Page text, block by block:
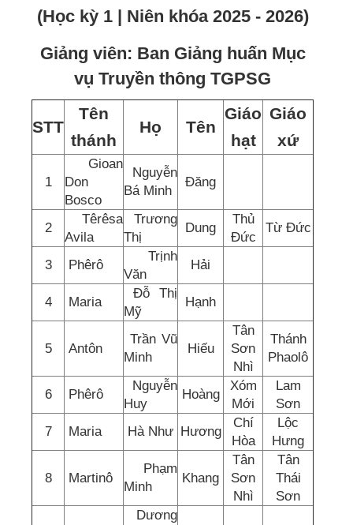
(Học kỳ 1 | Niên khóa 2025 - 2026)
Giảng viên: Ban Giảng huấn Mục
vụ Truyền thông TGPSG
STT
Tên
thánh
Họ Tên
Giáo
hạt
Giáo
xứ
1
Gioan
Don
Bosco
Nguyễn
Bá Minh
Đăng
2
Têrêsa
Avila
Trương
Thị
Dung
Thủ
Đức
Từ Đức
3 Phêrô
Trịnh
Văn
Hải
4 Maria
Đỗ Thị
Mỹ
Hạnh
5 Antôn
Trần Vũ
Minh
Hiếu
Tân
Sơn
Nhì
Thánh
Phaolô
6 Phêrô
Nguyễn
Huy
Hoàng
Xóm
Mới
Lam
Sơn
7
Maria Hà Như Hương
Chí
Hòa
Lộc
Hưng
8 Martinô
Phạm
Minh
Khang
Tân
Sơn
Nhì
Tân
Thái
Sơn
Dương